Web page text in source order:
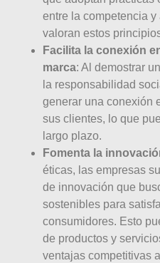
entre la competencia
valoran estos
Facilita la conexión
marca: Al demostrar
la responsabilidad
generar una conexión
sus clientes, lo que
largo plazo.
Fomenta la
éticas, las empresas
de innovación que
sostenibles para
consumidores. Esto
de productos y
ventajas competitivas